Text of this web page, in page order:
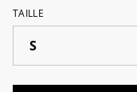
TAILLE